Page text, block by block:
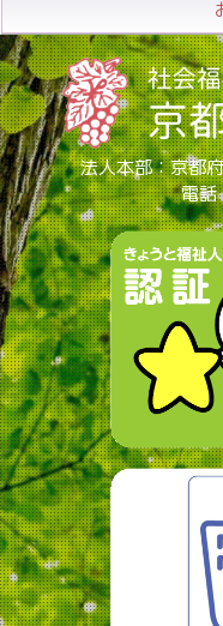
法人本部：京都
電話